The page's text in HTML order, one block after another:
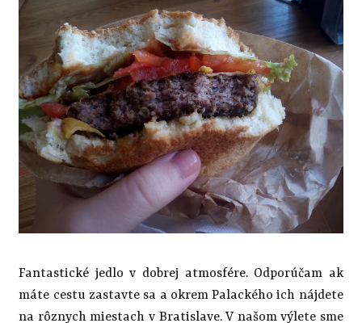
Fantastické jedlo v dobrej atmosfére. Odporúčam ak
máte cestu zastavte sa a okrem Palackého ich nájdete
na rôznych miestach v Bratislave. V našom výlete sme